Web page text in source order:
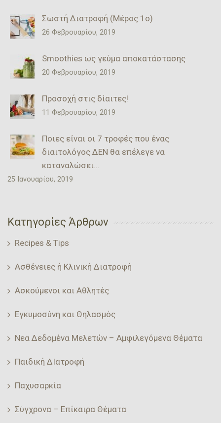
Σωστή Διατροφή (Μέρος 1ο)
26 Φεβρουαρίου, 2019
Smoothies ως γεύμα αποκατάστασης
20 Φεβρουαρίου, 2019
Προσοχή στις δίαιτες!
11 Φεβρουαρίου, 2019
Ποιες είναι οι 7 τροφές που ένας
διαιτολόγος ΔΕΝ θα επέλεγε να
καταναλώσει…
25 Ιανουαρίου, 2019
Κατηγορίες Άρθρων
Recipes & Tips
Ασθένειες ή Κλινική Διατροφή
Ασκούμενοι και Αθλητές
Εγκυμοσύνη και Θηλασμός
Νεα Δεδομένα Μελετών – Αμφιλεγόμενα Θέματα
Παιδική ΔΙατροφή
Παχυσαρκία
Σύγχρονα – Επίκαιρα Θέματα